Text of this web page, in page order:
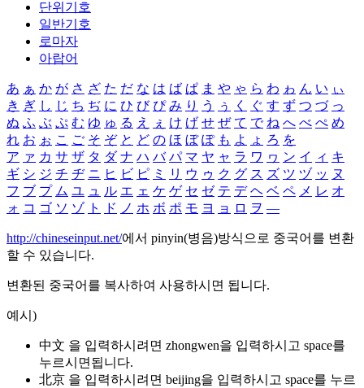
단위기호
일반기호
로마자
아랍어
あ ぁ か が さ ざ た だ な は ば ぱ ま や ゃ ら わ ゎ ん い ぃ
き ぎ し じ ち ぢ に ひ び ぴ み り う ぅ く ぐ す ず つ づ っ
ぬ ふ ぶ ぷ む ゆ ゅ る え ぇ け げ せ ぜ て で ね へ べ ぺ め
れ お ぉ こ ご そ ぞ と ど の ほ ぼ ぽ も よ ょ ろ を
ア ァ カ サ ザ タ ダ ナ ハ バ パ マ ヤ ャ ラ ワ ヮ ン イ ィ キ
ギ シ ジ チ ヂ ニ ヒ ビ ピ ミ リ ウ ゥ ク グ ス ズ ツ ヅ ッ ヌ
フ ブ プ ム ユ ュ ル エ ェ ケ ゲ セ ゼ テ デ ヘ ベ ペ メ レ オ
ォ コ ゴ ソ ゾ ト ド ノ ホ ボ ポ モ ヨ ョ ロ ヲ ―
http://chineseinput.net/에서 pinyin(병음)방식으로 중국어를 변환
할 수 있습니다.
변환된 중국어를 복사하여 사용하시면 됩니다.
예시)
中文 을 입력하시려면 zhongwen을 입력하시고 space를
누르시면됩니다.
北京 을 입력하시려면 beijing을 입력하시고 space를 누르